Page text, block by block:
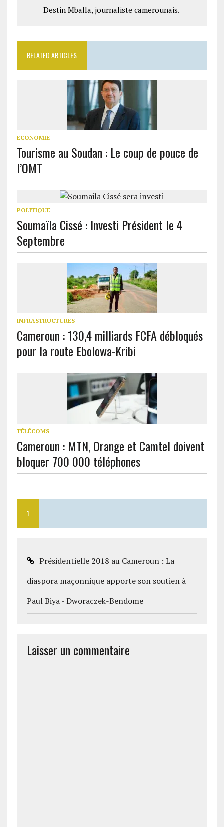
Destin Mballa, journaliste camerounais.
RELATED ARTICLES
ECONOMIE
Tourisme au Soudan : Le coup de pouce de
l’OMT
POLITIQUE
Soumaïla Cissé : Investi Président le 4
Septembre
INFRASTRUCTURES
Cameroun : 130,4 milliards FCFA débloqués
pour la route Ebolowa-Kribi
TÉLÉCOMS
Cameroun : MTN, Orange et Camtel doivent
bloquer 700 000 téléphones
1
Présidentielle 2018 au Cameroun : La
diaspora maçonnique apporte son soutien à
Paul Biya - Dworaczek-Bendome
Laisser un commentaire